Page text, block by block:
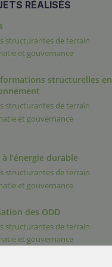
RÉALISÉS
structurantes de terrain
et gouvernance
structurelles en
structurantes de terrain
et gouvernance
à l’énergie durable
structurantes de terrain
et gouvernance
des ODD
structurantes de terrain
et gouvernance